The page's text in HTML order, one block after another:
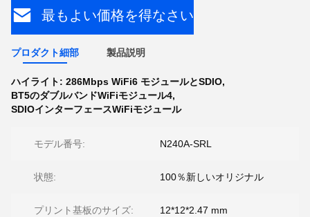
最もよい価格を得なさい
プロダクト細部 製品説明
ハイライト: 286Mbps WiFi6 モジュールとSDIO,
BT5のダブルバンドWiFiモジュール4,
SDIOインターフェースWiFiモジュール
モデル番号: N240A-SRL
状態: 100％新しいオリジナル
プリント基板のサイズ: 12*12*2.47 mm